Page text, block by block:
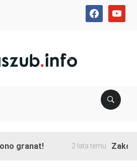
facebookyoutube
granat! 2 lata temu